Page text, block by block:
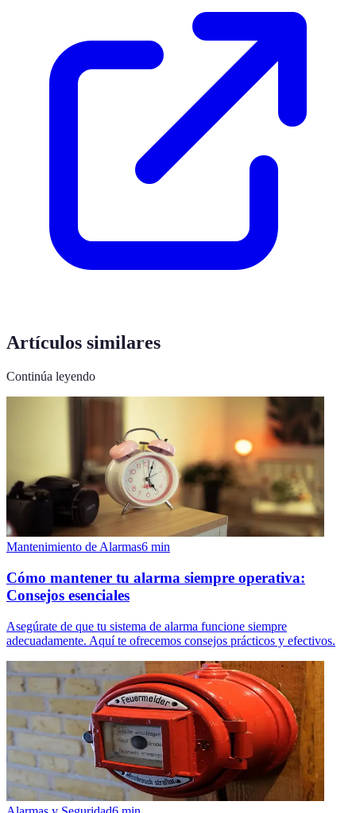
Artículos similares
Continúa leyendo
Mantenimiento de Alarmas6 min
Cómo mantener tu alarma siempre operativa:
Consejos esenciales
Asegúrate de que tu sistema de alarma funcione siempre
adecuadamente. Aquí te ofrecemos consejos prácticos y efectivos.